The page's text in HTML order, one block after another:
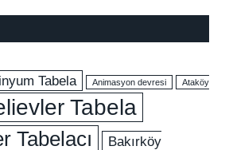
Tabela Animasyon devresi Ataköy
Tabela
Tabelacı
Bakırköy